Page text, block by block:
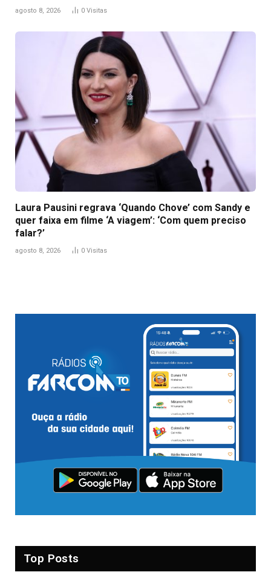
agosto 8, 2026 0 Visitas
Laura Pausini regrava ‘Quando Chove’ com Sandy e
quer faixa em filme ‘A viagem’: ‘Com quem preciso
falar?’
agosto 8, 2026 0 Visitas
Top Posts